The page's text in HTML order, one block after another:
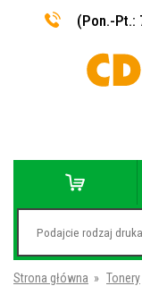
(Pon.-Pt.:
Strona główna » Tonery